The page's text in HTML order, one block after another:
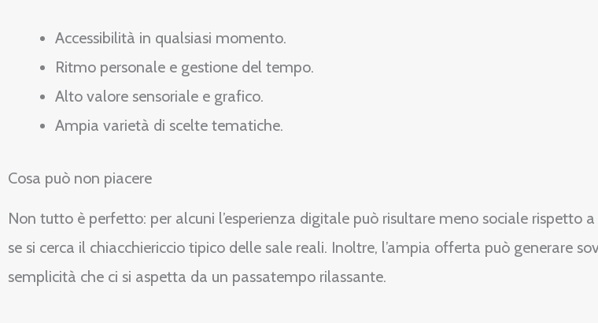
Accessibilità in qualsiasi momento.
Ritmo personale e gestione del tempo.
Alto valore sensoriale e grafico.
Ampia varietà di scelte tematiche.
Cosa può non piacere
Non tutto è perfetto: per alcuni l’esperienza digitale può risultare meno sociale rispetto
se si cerca il chiacchiericcio tipico delle sale reali. Inoltre, l’ampia offerta può generare
semplicità che ci si aspetta da un passatempo rilassante.